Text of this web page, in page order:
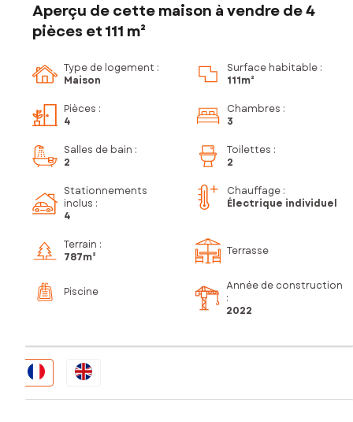
Aperçu de cette maison à vendre de 4
pièces et 111 m²
Type de logement :
Maison
Surface habitable :
111m²
Pièces :
4
Chambres :
3
Salles de bain :
2
Toilettes :
2
Stationnements
inclus :
4
Chauffage :
Électrique individuel
Terrain :
787m²
Terrasse
Piscine
Année de construction
:
2022